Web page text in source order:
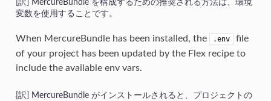
MercureBundle を構成するための推奨される方法は、環境
変数を使用することです。
When MercureBundle has been installed, the .env
file
of your project has been updated by the Flex recipe to
include the available env vars.
MercureBundle がインストールされると、プロジェクトの